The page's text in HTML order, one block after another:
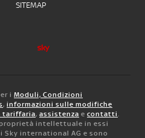
SITEMAP
i Moduli, Condizioni
, informazioni sulle modifiche
tariffaria, assistenza e contatti.
intellettuale in essi
international AG e sono